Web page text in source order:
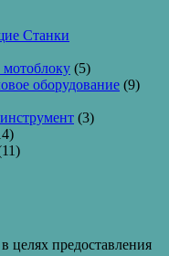
Станки
мотоблоку (5)
оборудование (9)
(3)
целях предоставления